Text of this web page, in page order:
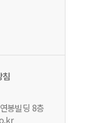
침
봉빌딩 8층